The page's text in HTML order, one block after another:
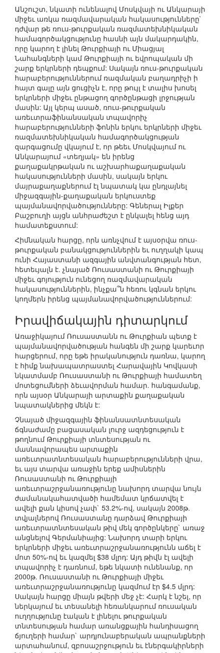
Անշուշտ, նկատի ունենալով Մոսկվայի ու Անկարայի
միջեւ առկա ռազմավարական հակասությունները`
դժվար թե ռուս-թուրքական ռազմատեխնիկական
համագործակցությունը հասնի այն մակարդակին,
որը կարող է լինել Թուրքիայի ու Միացյալ
Նահանգների կամ Թուրքիայի ու եվրոպական մի
շարք երկրների դեպքում: Սակայն ռուս-թուրքական
հարաբերություններում ռազմական բաղադրիչի ի
հայտ գալը այն ցուցիչն է, որը թույլ է տալիս խոսել
երկրների միջեւ ընթացող գործընթացի լրջության
մասին: Այլ կերպ ասած, ռուս-թուրքական
առեւտրաֆինանսական տպավորիչ
հարաբերությունների ֆոնին երկու երկրների միջեւ
ռազմատեխնիկական համագործակցության
զարգացումը վկայում է, որ թեեւ Մոսկվայում ու
Անկարայում «տեղյակ» են իրենց
քաղաքակրթական ու աշխարհաքաղաքական
հակասությունների մասին, սակայն երկու
մայրաքաղաքներում էլ նպատակ կա ընդլայնել
միջազգային-քաղաքական երկուստեք
պայմանավորվածությունները: Գեներալ Իլքեր
Բաշբուղի այցն անհրաժեշտ է ընկալել հենց այդ
համատեքստում:
Հիմնական հարցը, որն առնչվում է այսօրվա ռուս-
թուրքական բանակցություններին եւ ուղղակի կապ
ունի Հայաստանի ազգային անվտանգության հետ,
հետեւյալն է. չնայած Ռուսաստանի ու Թուրքիայի
միջեւ գոյություն ունեցող ռազմավարական
հակասություններին, ինչքա՞ն հեռու կգնան երկու
կողմերն իրենց պայմանավորվածություններում:
Իրավիճակային դիտարկում
Առաջիկայում Ռուսաստանն ու Թուրքիան պետք է
պայմանավորվածության հանգեն մի շարք կարեւոր
հարցերում, որը եթե իրականություն դառնա, կարող
է հիմք նախապատրաստել Հարավային Կովկասի
նկատմամբ Ռուսաստանի ու Թուրքիայի համատեղ
մոտեցումների ձեւավորման համար. հանգամանք,
որն այսօր Անկարայի արտաքին քաղաքական
նպատակներից մեկն է:
Չնայած միջազգային ֆինանսատնտեսական
ճգնաժամը բացասական լուրջ ազդեցություն է
թողնում Թուրքիայի տնտեսության ու
մասնավորապես արտաքին
առեւտրատնտեսական հարաբերությունների վրա,
եւ այս տարվա առաջին երեք ամիսներին
Ռուսաստանի ու Թուրքիայի
առեւտրաշրջանառությունը նախորդ տարվա նույն
ժամանակահատվածի համեմատ կրճատվել է
ավելի քան կիսով չափ` 53.2%-ով, սակայն 2008թ.
տվյալներով Ռուսաստանը դարձավ Թուրքիայի
առեւտրատնտեսական թիվ մեկ գործընկերը` առաջ
անցնելով Գերմանիայից: Նախորդ տարի երկու
երկրների միջեւ առեւտրաշրջանառությունն աճել է
մոտ 50%-ով եւ կազմել $38 մլրդ: Այդ թիվն էլ ավելի
տպավորիչ է դառնում, եթե նկատի ունենանք, որ
2000թ. Ռուսաստանի ու Թուրքիայի միջեւ
առեւտրաշրջանառությունը կազմում էր $4.5 մլրդ:
Սակայն հարցը միայն թվերի մեջ չէ: Հարկ է նշել, որ
ներկայում եւ տեսանելի հեռանկարում ռուսական
ուղղությունը էական է լինելու թուրքական
տնտեսության համար առանցքային հանդիսացող
ճյուղերի համար` արդյունաբերական ապրանքների
արտահանում, զբոսաշրջություն եւ էներգակիրների